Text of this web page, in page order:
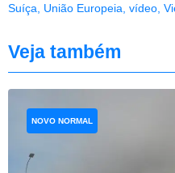
Suíça
União Europeia vídeo
Veja também
NOVO NORMAL